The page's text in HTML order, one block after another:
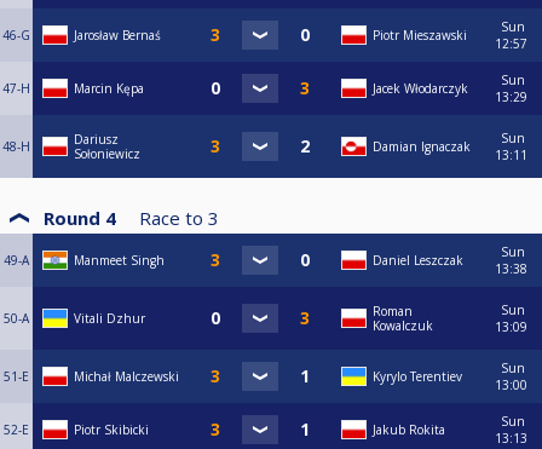
46-G Jarosław Bernaś Piotr Mieszawski
Sun
12:57
47-H Marcin Kępa Jacek Włodarczyk
Sun
13:29
48-H
Dariusz
Sołoniewicz
Damian Ignaczak
Sun
13:11
Round 4 Race to 3
49-A Manmeet Singh Daniel Leszczak
Sun
13:38
50-A Vitali Dzhur
Roman
Kowalczuk
Sun
13:09
51-E Michał Malczewski Kyrylo Terentiev
Sun
13:00
52-E Piotr Skibicki Jakub Rokita
Sun
13:13